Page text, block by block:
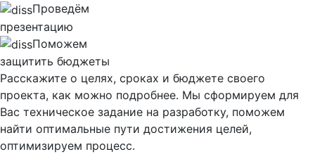
Проведём
презентацию
Поможем
защитить бюджеты
Расскажите о целях, сроках и бюджете своего
проекта, как можно подробнее. Мы сформируем для
Вас техническое задание на разработку, поможем
найти оптимальные пути достижения целей,
оптимизируем процесс.